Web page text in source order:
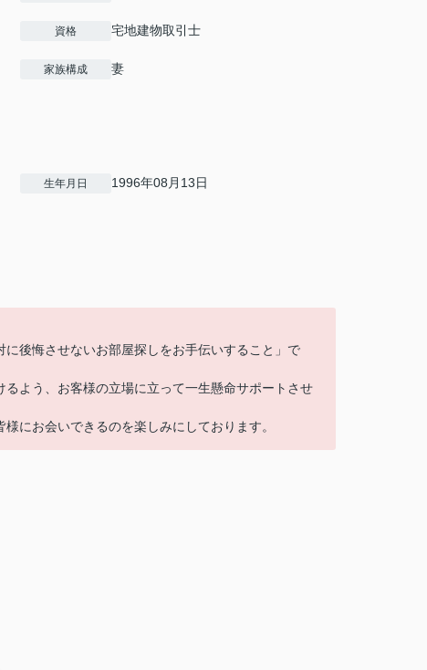
資格 宅地建物取引士
家族構成 妻
生年月日 1996年08月13日
後悔させないお部屋探しをお手伝いすること」で
るよう、お客様の立場に立って一生懸命サポートさせ
にお会いできるのを楽しみにしております。